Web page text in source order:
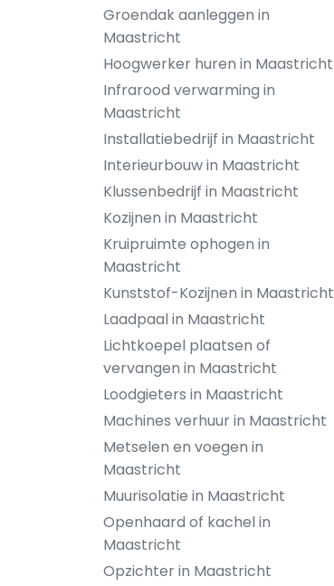
Groendak aanleggen in
Maastricht
Hoogwerker huren in Maastricht
Infrarood verwarming in
Maastricht
Installatiebedrijf in Maastricht
Interieurbouw in Maastricht
Klussenbedrijf in Maastricht
Kozijnen in Maastricht
Kruipruimte ophogen in
Maastricht
Kunststof-Kozijnen in Maastricht
Laadpaal in Maastricht
Lichtkoepel plaatsen of
vervangen in Maastricht
Loodgieters in Maastricht
Machines verhuur in Maastricht
Metselen en voegen in
Maastricht
Muurisolatie in Maastricht
Openhaard of kachel in
Maastricht
Opzichter in Maastricht